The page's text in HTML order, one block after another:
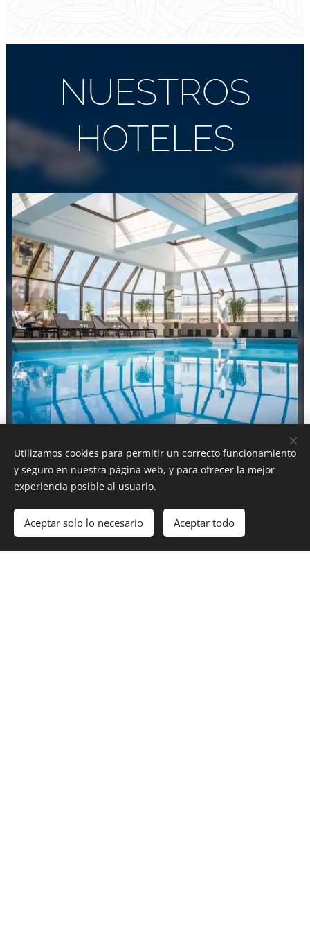
NUESTROS
HOTELES
INTERCONTINENTAL WELLINGTON
Utilizamos cookies para permitir un correcto funcionamiento
y seguro en nuestra página web, y para ofrecer la mejor
experiencia posible al usuario.
Aceptar solo lo necesario Aceptar todo